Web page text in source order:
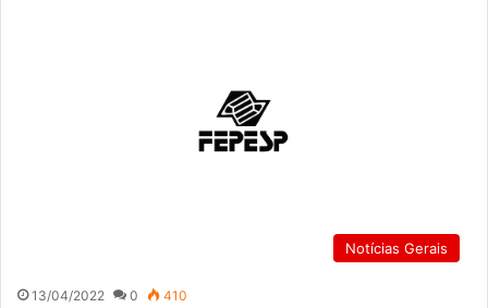
Notícias Gerais
13/04/2022 0 410